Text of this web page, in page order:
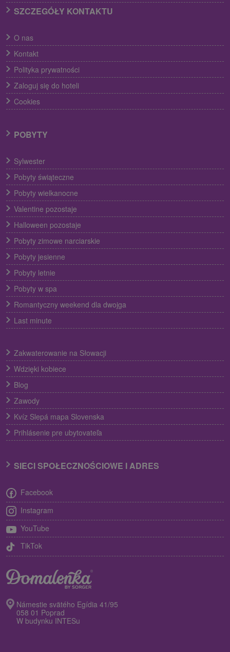
SZCZEGÓŁY KONTAKTU
O nas
Kontakt
Polityka prywatności
Zaloguj się do hoteli
Cookies
POBYTY
Sylwester
Pobyty świąteczne
Pobyty wielkanocne
Valentine pozostaje
Halloween pozostaje
Pobyty zimowe narciarskie
Pobyty jesienne
Pobyty letnie
Pobyty w spa
Romantyczny weekend dla dwojga
Last minute
Zakwaterowanie na Słowacji
Wdzięki kobiece
Blog
Zawody
Kvíz Slepá mapa Slovenska
Prihlásenie pre ubytovateľa
SIECI SPOŁECZNOŚCIOWE I ADRES
Facebook
Instagram
YouTube
TikTok
Námestie svätého Egídia 41/95
058 01 Poprad
W budynku INTESu